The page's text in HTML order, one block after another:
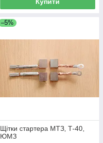
–5%
Щітки стартера МТЗ, Т-40,
ЮМЗ